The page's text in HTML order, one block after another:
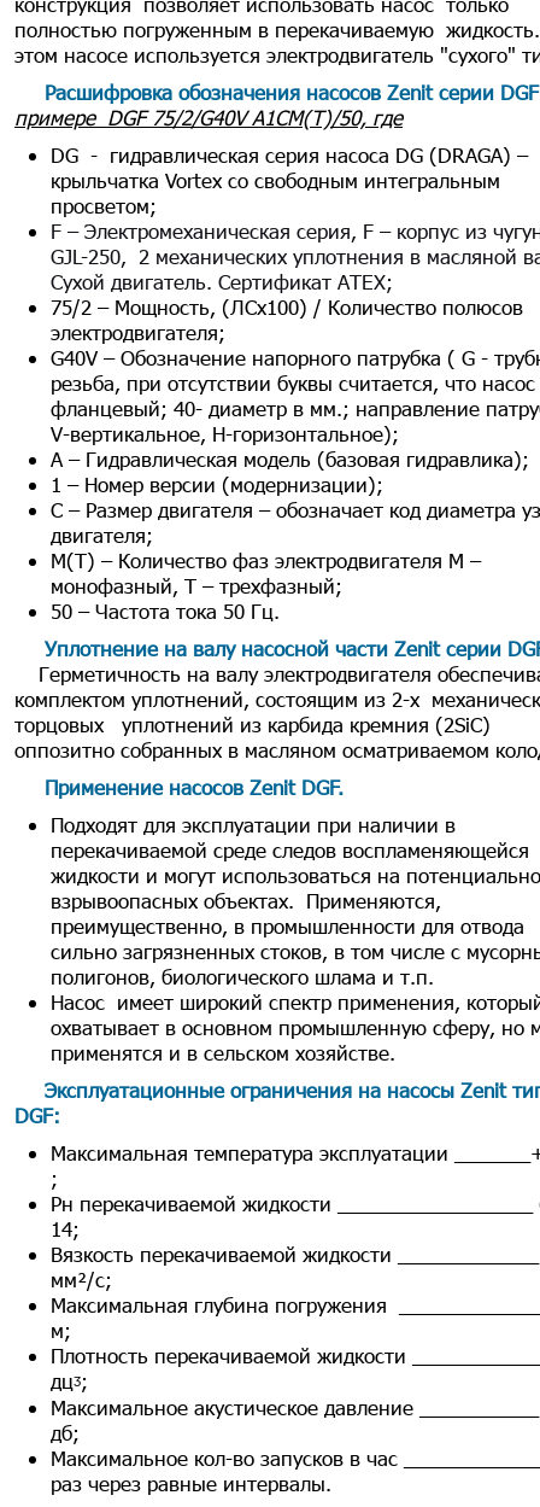
полностью погруженным в перекачиваемую
этом насосе используется электродвигатель "сухого"
Расшифровка обозначения насосов Zenit серии
примере DGF 75/2/G40V A1СM(T)/50, где
DG - гидравлическая серия насоса DG (DRAGA) –
крыльчатка Vortex со свободным интегральным
просветом;
F – Электромеханическая серия, F – корпус из
GJL-250, 2 механических уплотнения в масляной
Сухой двигатель. Сертификат АТЕХ;
75/2 – Мощность, (ЛСх100) / Количество полюсов
электродвигателя;
G40V – Обозначение напорного патрубка ( G -
резьба, при отсутствии буквы считается, что насос
фланцевый; 40- диаметр в мм.; направление
V-вертикальное, Н-горизонтальное);
А – Гидравлическая модель (базовая гидравлика);
1 – Номер версии (модернизации);
С – Размер двигателя – обозначает код диаметра
двигателя;
М(Т) – Количество фаз электродвигателя М –
монофазный, Т – трехфазный;
50 – Частота тока 50 Гц.
Уплотнение на валу насосной части Zenit серии
Герметичность на валу электродвигателя
комплектом уплотнений, состоящим из 2-х
торцовых уплотнений из карбида кремния (2SiC)
оппозитно собранных в масляном осматриваемом
Применение насосов Zenit DGF.
Подходят для эксплуатации при наличии в
перекачиваемой среде следов воспламеняющейся
жидкости и могут использоваться на потенциально
взрывоопасных объектах. Применяются,
преимущественно, в промышленности для отвода
сильно загрязненных стоков, в том числе с
полигонов, биологического шлама и т.п.
Насос имеет широкий спектр применения,
охватывает в основном промышленную сферу, но
применятся и в сельском хозяйстве.
Эксплуатационные ограничения на насосы Zenit
DGF:
Максимальная температура эксплуатации
;
Рн перекачиваемой жидкости
14;
Вязкость перекачиваемой жидкости
мм²/с;
Максимальная глубина погружения
м;
Плотность перекачиваемой жидкости
дцᶾ;
Максимальное акустическое давление
дб;
Максимальное кол-во запусков в час
раз через равные интервалы.